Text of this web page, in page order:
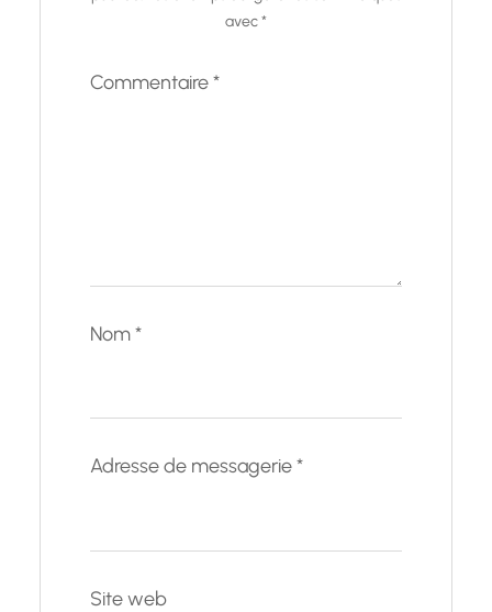
avec*
Commentaire*
Nom*
Adresse de messagerie*
Site web